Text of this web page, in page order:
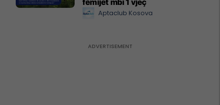
Aptaclub Kosova